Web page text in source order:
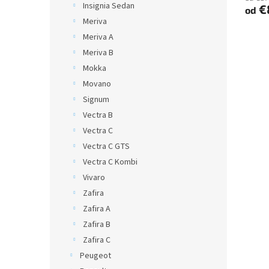
Insignia Sedan
Meriva
Meriva A
Meriva B
Mokka
Movano
Signum
Vectra B
Vectra C
Vectra C GTS
Vectra C Kombi
Vivaro
Zafira
Zafira A
Zafira B
Zafira C
Peugeot
od